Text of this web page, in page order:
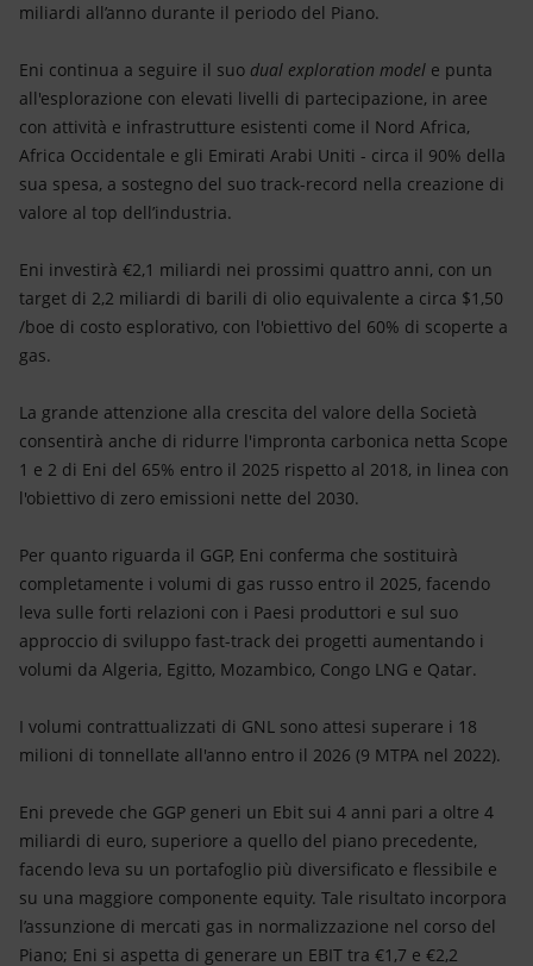
miliardi all’anno durante il periodo del Piano.
Eni continua a seguire il suo dual exploration model e punta
all'esplorazione con elevati livelli di partecipazione, in aree
con attività e infrastrutture esistenti come il Nord Africa,
Africa Occidentale e gli Emirati Arabi Uniti - circa il 90% della
sua spesa, a sostegno del suo track-record nella creazione di
valore al top dell’industria.
Eni investirà €2,1 miliardi nei prossimi quattro anni, con un
target di 2,2 miliardi di barili di olio equivalente a circa $1,50
/boe di costo esplorativo, con l'obiettivo del 60% di scoperte a
gas.
La grande attenzione alla crescita del valore della Società
consentirà anche di ridurre l'impronta carbonica netta Scope
1 e 2 di Eni del 65% entro il 2025 rispetto al 2018, in linea con
l'obiettivo di zero emissioni nette del 2030.
Per quanto riguarda il GGP, Eni conferma che sostituirà
completamente i volumi di gas russo entro il 2025, facendo
leva sulle forti relazioni con i Paesi produttori e sul suo
approccio di sviluppo fast-track dei progetti aumentando i
volumi da Algeria, Egitto, Mozambico, Congo LNG e Qatar.
I volumi contrattualizzati di GNL sono attesi superare i 18
milioni di tonnellate all'anno entro il 2026 (9 MTPA nel 2022).
Eni prevede che GGP generi un Ebit sui 4 anni pari a oltre 4
miliardi di euro, superiore a quello del piano precedente,
facendo leva su un portafoglio più diversificato e flessibile e
su una maggiore componente equity. Tale risultato incorpora
l’assunzione di mercati gas in normalizzazione nel corso del
Piano; Eni si aspetta di generare un EBIT tra €1,7 e €2,2